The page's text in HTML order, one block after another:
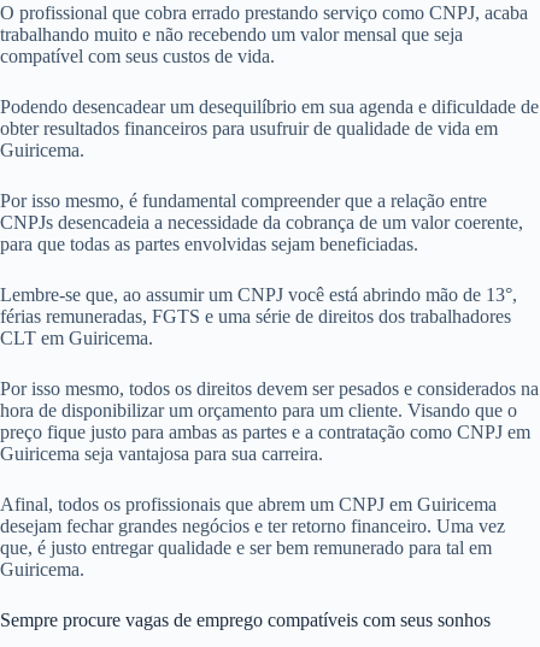
O profissional que cobra errado prestando serviço como CNPJ, acaba
trabalhando muito e não recebendo um valor mensal que seja
compatível com seus custos de vida.
Podendo desencadear um desequilíbrio em sua agenda e dificuldade de
obter resultados financeiros para usufruir de qualidade de vida em
Guiricema.
Por isso mesmo, é fundamental compreender que a relação entre
CNPJs desencadeia a necessidade da cobrança de um valor coerente,
para que todas as partes envolvidas sejam beneficiadas.
Lembre-se que, ao assumir um CNPJ você está abrindo mão de 13°,
férias remuneradas, FGTS e uma série de direitos dos trabalhadores
CLT em Guiricema.
Por isso mesmo, todos os direitos devem ser pesados e considerados na
hora de disponibilizar um orçamento para um cliente. Visando que o
preço fique justo para ambas as partes e a contratação como CNPJ em
Guiricema seja vantajosa para sua carreira.
Afinal, todos os profissionais que abrem um CNPJ em Guiricema
desejam fechar grandes negócios e ter retorno financeiro. Uma vez
que, é justo entregar qualidade e ser bem remunerado para tal em
Guiricema.
Sempre procure vagas de emprego compatíveis com seus sonhos